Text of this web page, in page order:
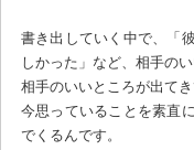
書き出していく中で、「
しかった」など、相手の
相手のいいところが出てき
今思っていることを素直
でくるんです。